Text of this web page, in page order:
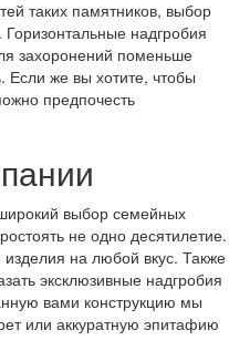
таких памятников, выбор
Горизонтальные надгробия
захоронений поменьше
Если же вы хотите, чтобы
предпочесть
выбор семейных
не одно десятилетие.
на любой вкус. Также
эксклюзивные надгробия
вами конструкцию мы
или аккуратную эпитафию